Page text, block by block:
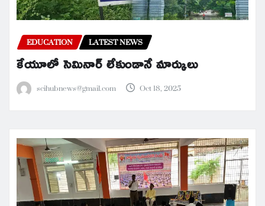
EDUCATION LATEST NEWS
కేయూలో సెమినార్ లేకుండానే మార్కులు
scihubnews@gmail.com Oct 18, 2025